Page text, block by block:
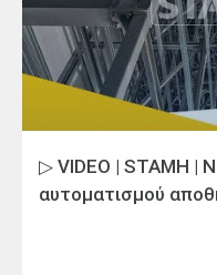
▷ VIDEO | STAMH |
αυτοματισμού